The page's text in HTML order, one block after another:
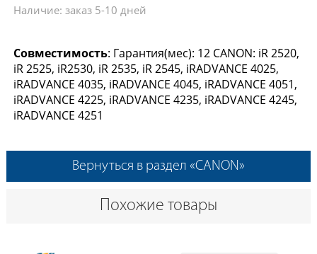
Наличие: заказ 5-10 дней
Совместимость: Гарантия(мес): 12 CANON: iR 2520,
iR 2525, iR2530, iR 2535, iR 2545, iRADVANCE 4025,
iRADVANCE 4035, iRADVANCE 4045, iRADVANCE 4051,
iRADVANCE 4225, iRADVANCE 4235, iRADVANCE 4245,
iRADVANCE 4251
Вернуться в раздел «CANON»
Похожие товары